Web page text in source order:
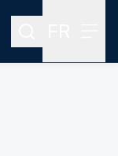
Rechercher